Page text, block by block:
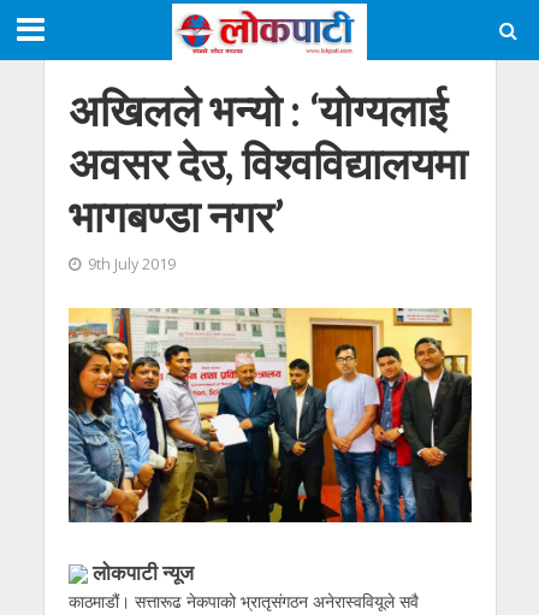
अखिलले भन्यो : ‘योग्यलाई
अवसर देउ, विश्वविद्यालयमा
भागबण्डा नगर’
9th July 2019
लाेकपाटी न्यूज
काठमाडौं। सत्तारूढ नेकपाको भ्रातृसंगठन अनेरास्ववियूले सवै